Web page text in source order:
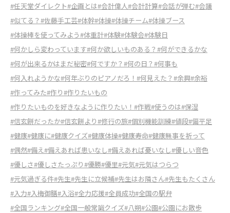
#任天堂ダイレクト#企画とは#会計偉人#会計計算#会話が弾む#会議
#似てる？ #佐藤手工芸#体幹#体操#体操チーム#体操ブース
#体操棒を使ってみよう#体重計#体験#体験会#体験日
#何かしら変わっています#何か欲しいものある？ #何ができるかな
#何が出来るかはまだ秘密#何ですか？ #何の日？ #何事も
#何入れようかな#何年ぶりのピアノだろ！ #何見えた？ #余興#余裕
#作ってみた#作り#作りたいもの
#作りたいものを好きなように作りたい！ #作戦#使うのは#保湿
#信玄餅だったか#信玄餅より#修行の旅#個別機能訓練#値段#偏平足
#健康#健康に#健康クイズ#健康体操#健康寿命#健康無事を祈って
#偶然#備え #備えあれば患いなし#備えあれば憂いなし#優しい音色
#優しさ#優しさたっぷり#優勝#優里#元気#元気はつらつ
#元気過ぎる件#先生#先生に立候補#先生はお隣さん#先生もたくさん
#入力#入梅御膳#入浴#全力応援#全員成功#全国の駅弁
#全国ランキング#全国一般常識クイズ#八朔#公園#公園にお散歩